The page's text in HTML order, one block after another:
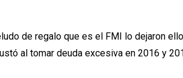
de regalo que es el FMI lo dejaron
al tomar deuda excesiva en 2016 y